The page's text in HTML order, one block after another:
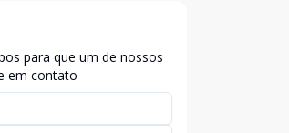
para que um de nossos
em contato